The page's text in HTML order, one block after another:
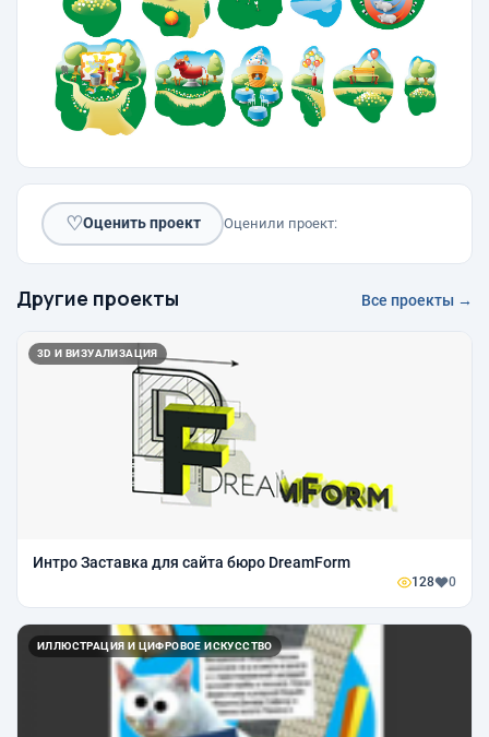
♡Оценить проект Оценили проект:
Другие проекты Все проекты →
3D И ВИЗУАЛИЗАЦИЯ
Интро Заставка для сайта бюро DreamForm
128 0
ИЛЛЮСТРАЦИЯ И ЦИФРОВОЕ ИСКУССТВО